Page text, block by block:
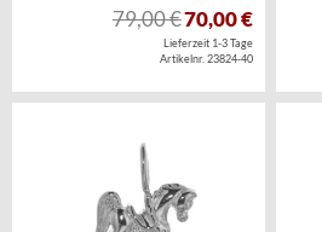
79,00 €70,00 €
Lieferzeit 1-3 Tage
Artikelnr. 23824-40